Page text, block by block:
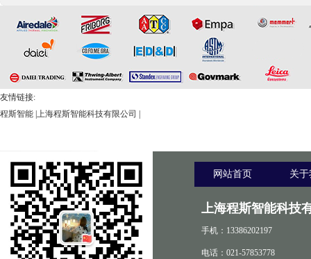
友情链接:
程斯智能 上海程斯智能科技有限公司
网站首页 关
上海程斯智能科技
手机：13386202197
电话：021-57853778